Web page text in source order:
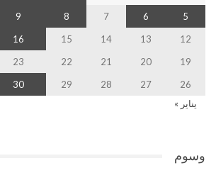
5
6
7
8
9
12
13
14
15
16
19
20
21
22
23
26
27
28
29
30
يناير »
وسوم